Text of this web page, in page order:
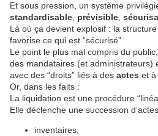
Et sous pression, un système
standardisable prévisible
Là où ça devient explosif : la
favorise ce qui est “sécurisé”
Le point le plus mal compris du
des mandataires (et administrateurs)
avec des “droits” liés à des actes et à
Or, dans les faits :
La liquidation est une procédure
Elle déclenche une succession
inventaires,